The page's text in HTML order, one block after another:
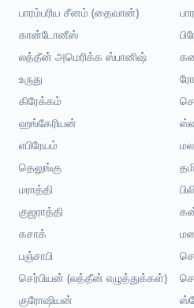
பாரம்பரிய சீனம் (தைவான்)
கான்டோனீஸ்
லத்தீன் அமெரிக்க ஸ்பானிஷ்
உருது
கிரேக்கம்
ஹங்கேரியன்
எபிரேயம்
தெலுங்கு
மராத்தி
குஜராத்தி
கசாக்
பஞ்சாபி
செர்பியன் (லத்தீன் எழுத்துக்கள்)
குரோஷியன்